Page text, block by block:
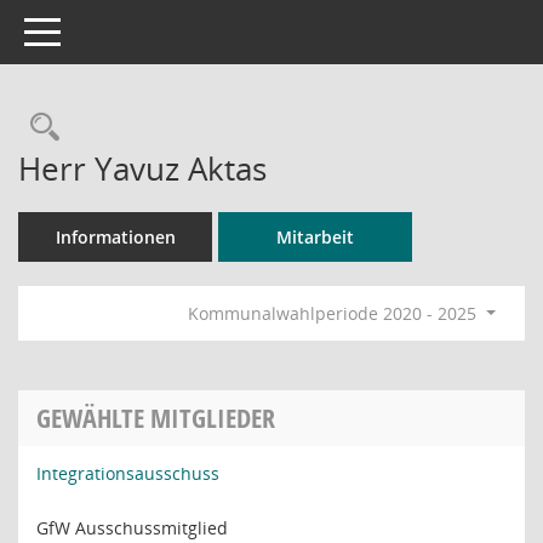
Toggle navigation
Rechercheauswahl
Herr Yavuz Aktas
Informationen Mitarbeit
Kommunalwahlperiode 2020 - 2025
GEWÄHLTE MITGLIEDER
Integrationsausschuss
GfW Ausschussmitglied